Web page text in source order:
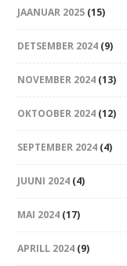
JAANUAR 2025 (15)
DETSEMBER 2024 (9)
NOVEMBER 2024 (13)
OKTOOBER 2024 (12)
SEPTEMBER 2024 (4)
JUUNI 2024 (4)
MAI 2024 (17)
APRILL 2024 (9)